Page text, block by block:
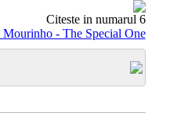
Citeste in numarul 6
Mourinho - The Special One